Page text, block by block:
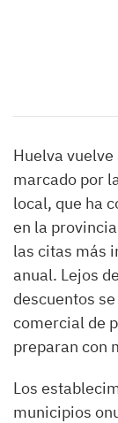
Huelva
marcado por
local, que ha
en la
las citas más
anual. Lejos
descuentos
comercial de
preparan con
Los
municipios